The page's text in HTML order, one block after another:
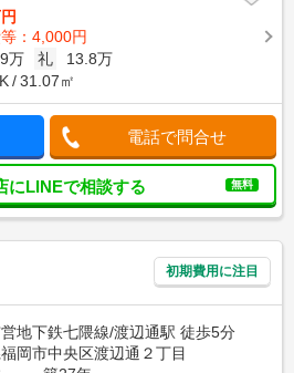
：4,000円
万 礼
13.8万
31.07㎡
電話で問合せ
にLINEで相談する 無料
初期費用に注目
地下鉄七隈線/渡辺通駅 徒歩5分
岡市中央区渡辺通２丁目